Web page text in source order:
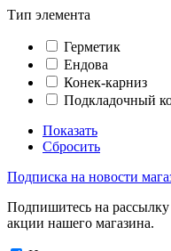
Тип элемента
Герметик
Ендова
Конек-карниз
Подкладочный
Показать
Сбросить
Подписка на новости
Подпишитесь на
акции нашего магазина.